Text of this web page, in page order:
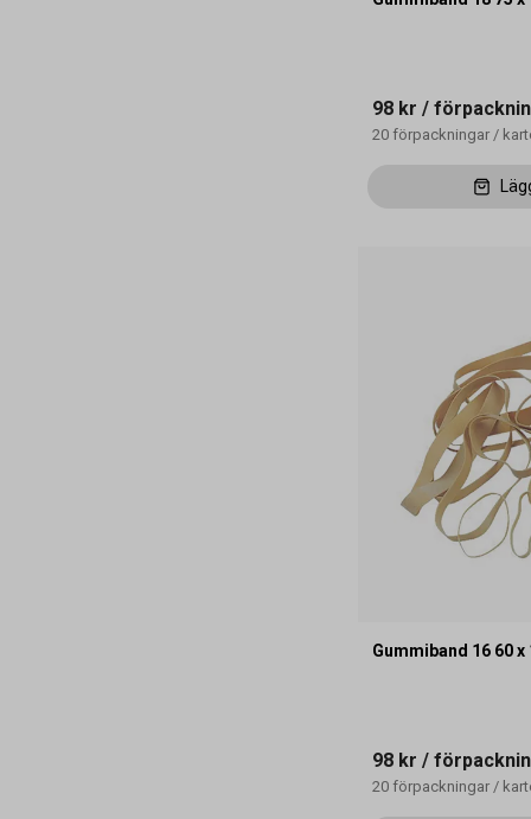
98 kr /
20 förpackningar /
Gummiband 16 60
98 kr /
20 förpackningar /